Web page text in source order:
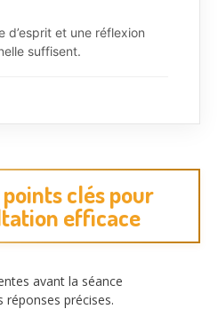
d’esprit et une réflexion
suffisent.
clés pour
efficace
avant la séance
réponses précises.